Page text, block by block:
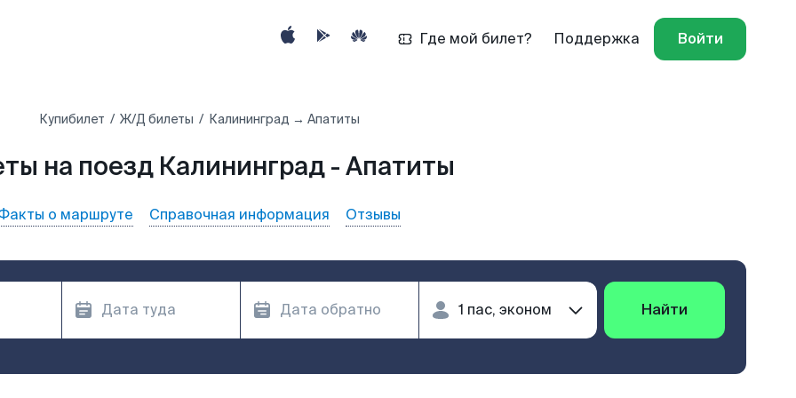
Где мой билет? Поддержка Войти
Купибилет Ж/Д билеты Калининград → Апатиты
на поезд Калининград - Апатиты
о маршруте Справочная информация Отзывы
Найти